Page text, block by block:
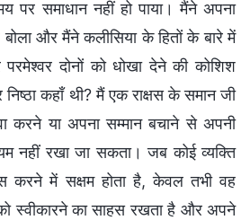
समाधान नहीं हो पाया। मैंने अपना
और मैंने कलीसिया के हितों के बारे में
दोनों को धोखा देने की कोशिश
कहाँ थी? मैं एक राक्षस के समान जी
करने या अपना सम्मान बचाने से अपनी
नहीं रखा जा सकता। जब कोई व्यक्ति
करने में सक्षम होता है, केवल तभी वह
स्वीकारने का साहस रखता है और अपने